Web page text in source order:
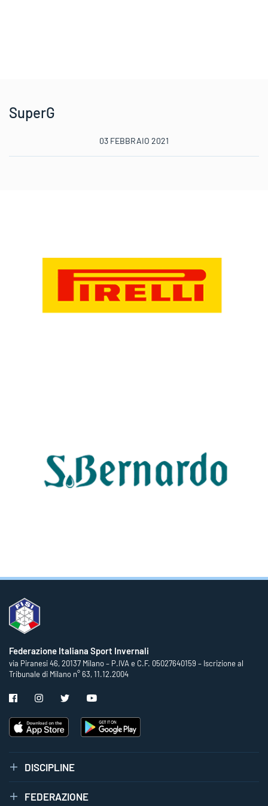
SuperG
03 FEBBRAIO 2021
Federazione Italiana Sport Invernali
via Piranesi 46, 20137 Milano – P.IVA e C.F. 05027640159 – Iscrizione al
Tribunale di Milano n° 63, 11.12.2004
DISCIPLINE
FEDERAZIONE